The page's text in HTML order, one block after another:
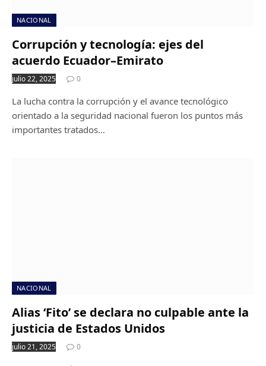
NACIONAL
Corrupción y tecnología: ejes del
acuerdo Ecuador–Emirato
julio 22, 2025 0
La lucha contra la corrupción y el avance tecnológico
orientado a la seguridad nacional fueron los puntos más
importantes tratados…
NACIONAL
Alias ‘Fito’ se declara no culpable ante la
justicia de Estados Unidos
julio 21, 2025 0